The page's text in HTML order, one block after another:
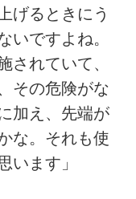
げるときにう
いですよね。
されていて、
その危険がな
加え、先端が
な。それも使
います」